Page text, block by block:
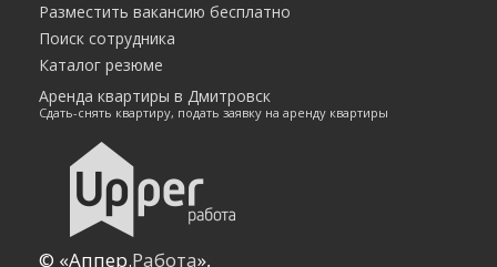
Разместить вакансию бесплатно
Поиск сотрудника
Каталог резюме
Аренда квартиры в Дмитровск
Сдать-снять квартиру, подать заявку на аренду квартиры
© «Аппер.Работа»,